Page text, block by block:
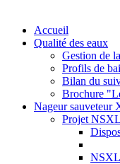
Accueil
Qualité des eaux
Gestion de
Profils de
Bilan du
Brochure
Nageur sauveteur
Projet NSXL